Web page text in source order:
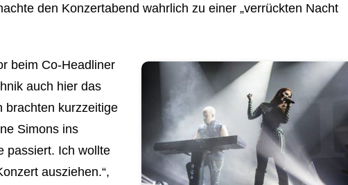
den Konzertabend wahrlich zu einer „verrückten Nacht
beim Co-Headliner
auch hier das
brachten kurzzeitige
Simons ins
passiert. Ich wollte
ausziehen.“,